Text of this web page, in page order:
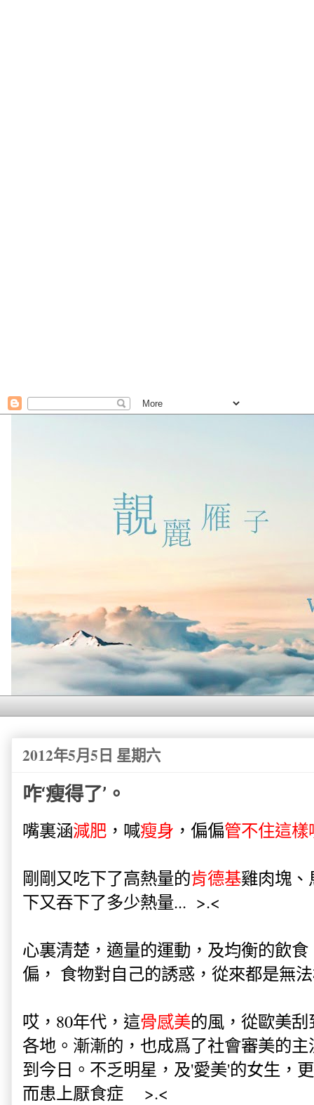
2012年5月5日 星期六
咋‘瘦得了’。
嘴裏涵減肥 ，喊瘦身 ，偏偏管不住這樣
剛剛又吃下了高熱量的肯德基雞肉塊
下又吞下了多少熱量... >.<
心裏清楚，適量的運動，及均衡的飲
偏， 食物對自己的誘惑，從來都是無
哎，80年代，這骨感美的風，從歐美
各地。漸漸的，也成爲了社會審美的
到今日。不乏明星，及'愛美'的女生，
而患上厭食症 >.<